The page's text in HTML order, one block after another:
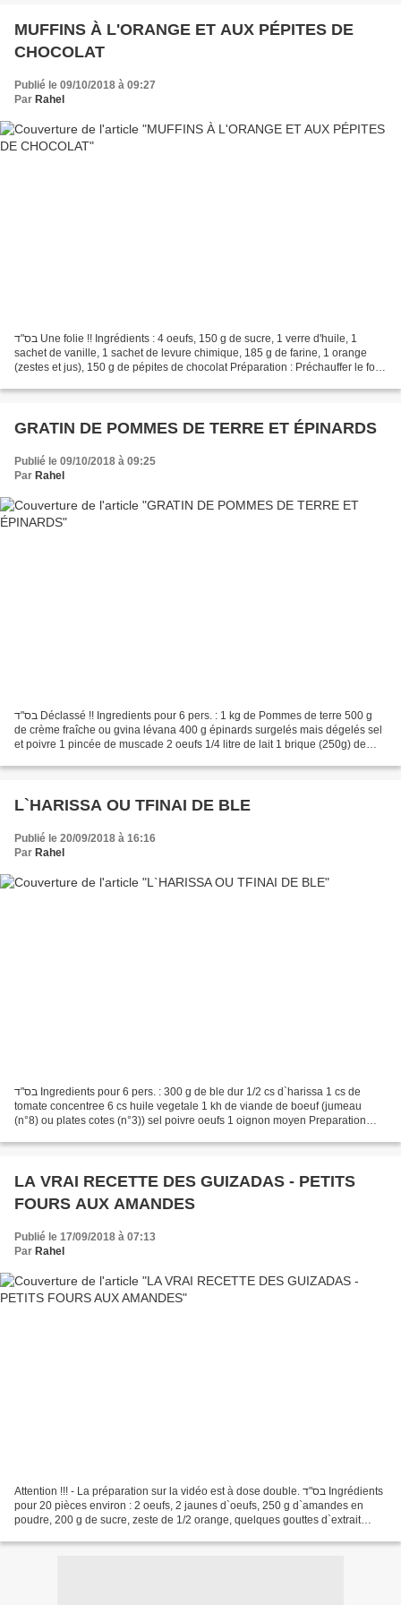
MUFFINS À L'ORANGE ET AUX PÉPITES DE
CHOCOLAT
Publié le 09/10/2018 à 09:27
Par Rahel
בס"ד Une folie !! Ingrédients : 4 oeufs, 150 g de sucre, 1 verre d'huile, 1
sachet de vanille, 1 sachet de levure chimique, 185 g de farine, 1 orange
(zestes et jus), 150 g de pépites de chocolat Préparation : Préchauffer le four
GRATIN DE POMMES DE TERRE ET ÉPINARDS
Publié le 09/10/2018 à 09:25
Par Rahel
בס"ד Déclassé !! Ingredients pour 6 pers. : 1 kg de Pommes de terre 500 g
de crème fraîche ou gvina lévana 400 g épinards surgelés mais dégelés sel
et poivre 1 pincée de muscade 2 oeufs 1/4 litre de lait 1 brique (250g) de
L`HARISSA OU TFINAI DE BLE
Publié le 20/09/2018 à 16:16
Par Rahel
בס"ד Ingredients pour 6 pers. : 300 g de ble dur 1/2 cs d`harissa 1 cs de
tomate concentree 6 cs huile vegetale 1 kh de viande de boeuf (jumeau
(n°8) ou plates cotes (n°3)) sel poivre oeufs 1 oignon moyen Preparation
LA VRAI RECETTE DES GUIZADAS - PETITS
FOURS AUX AMANDES
Publié le 17/09/2018 à 07:13
Par Rahel
Attention !!! - La préparation sur la vidéo est à dose double. בס"ד Ingrédients
pour 20 pièces environ : 2 oeufs, 2 jaunes d`oeufs, 250 g d`amandes en
poudre, 200 g de sucre, zeste de 1/2 orange, quelques gouttes d`extrait